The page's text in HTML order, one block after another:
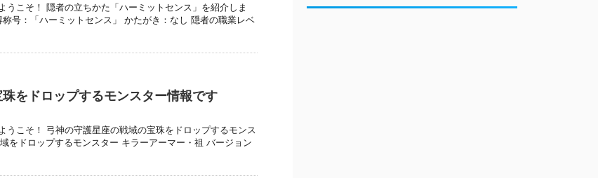
うこそ！ 隠者の立ちかた「ハーミットセンス」を紹介しま
号：「ハーミットセンス」 かたがき：なし 隠者の職業レベ
をドロップするモンスター情報です
うこそ！ 弓神の守護星座の戦域の宝珠をドロップするモンス
をドロップするモンスター キラーアーマー・祖 バージョン